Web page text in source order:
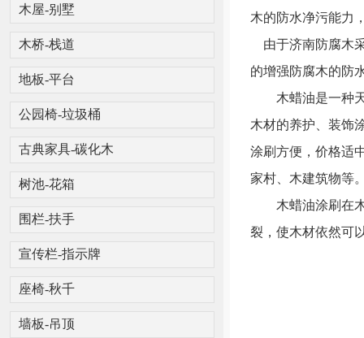
木屋-别墅
木桥-栈道
地板-平台
公园椅-垃圾桶
古典家具-碳化木
树池-花箱
围栏-扶手
宣传栏-指示牌
座椅-秋千
墙板-吊顶
木的防水净污能力
由于济南防腐木
的增强防腐木的防
木蜡油是一种天
木材的养护、装饰
涂刷方便，价格适
家村、木建筑物等
木蜡油涂刷在木
裂，使木材依然可